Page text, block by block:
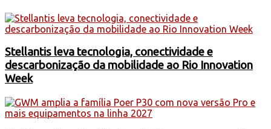
Stellantis leva tecnologia, conectividade e
descarbonização da mobilidade ao Rio Innovation
Week